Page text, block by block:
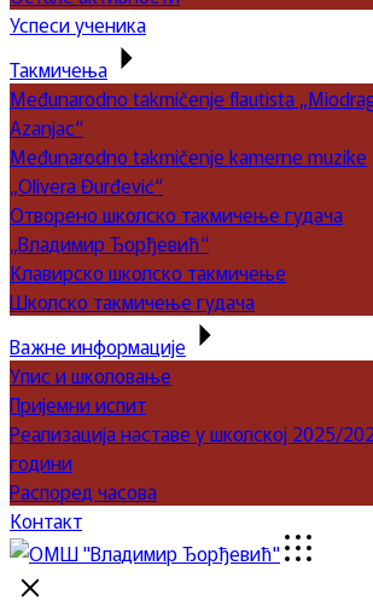
Успеси ученика
Такмичења
Međunarodno takmičenje flautista
Azanjac“
Međunarodno takmičenje kamerne muzike
„Olivera Đurđević“
Отворено школско такмичење гудача
„Владимир Ђорђевић“
Клавирско школско такмичење
Школско такмичење гудача
Важне информације
Упис и школовање
Пријемни испит
Реализација наставе у школској 2025/
години
Распоред часова
Контакт